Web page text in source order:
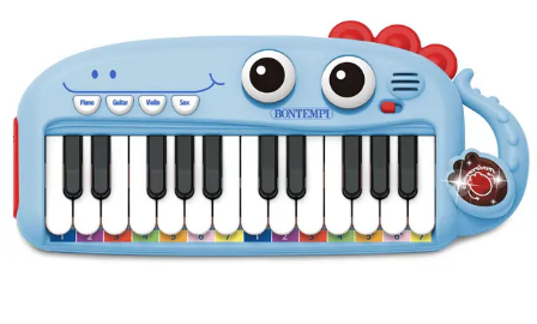
- Egyéb nyári játékok
Lábbal hajtós
járművek
Téli játékok
leírás
rendelkezik.
Működéséhez
3db 1,5V AA
elem
szükséges, amit
a csomagolás
nem tartalmaz.
Csomagolás
mérete:
30*14*4 cm.
Ár
6490Ft